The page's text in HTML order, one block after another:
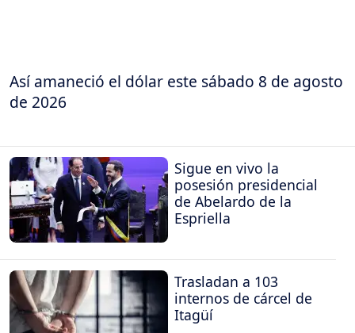
Así amaneció el dólar este sábado 8 de agosto
de 2026
Sigue en vivo la
posesión presidencial
de Abelardo de la
Espriella
Trasladan a 103
internos de cárcel de
Itagüí